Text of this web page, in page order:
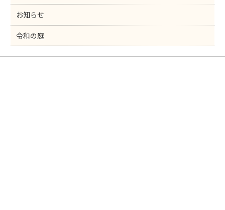
お知らせ
令和の庭